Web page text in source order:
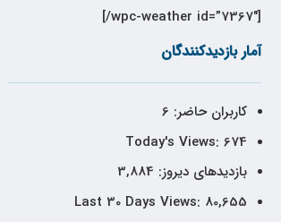
[wpc-weather id=”7367″/]
آمار بازدیدکنندگان
کاربران حاضر: 6
Today's Views: 674
بازدیدهای دیروز: 3,884
Last 30 Days Views: 80,655